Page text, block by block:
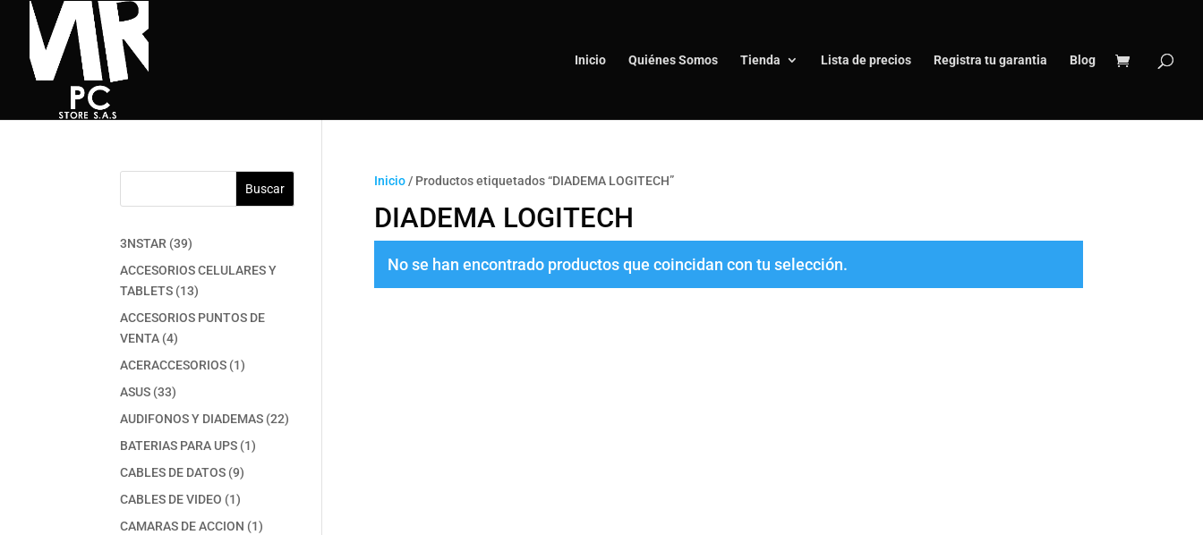
Inicio Quiénes Somos Tienda Lista de precios Registra tu garantia Blog
Inicio/ Productos etiquetados “DIADEMA LOGITECH”
DIADEMA LOGITECH
No se han encontrado productos que coincidan con tu selección.
Buscar
3NSTAR 3939
productos
ACCESORIOS CELULARES Y
TABLETS 1313
productos
ACCESORIOS PUNTOS DE
VENTA 44
productos
ACERACCESORIOS 11
ASUS 3333
productos
AUDIFONOS Y DIADEMAS 2222
BATERIAS PARA UPS 11
CABLES DE DATOS 99
CABLES DE VIDEO 11
producto
CAMARAS DE ACCION 11